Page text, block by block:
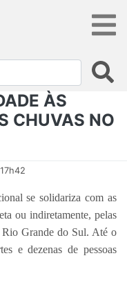
ÀS
CHUVAS NO
se solidariza com as
ou indiretamente, pelas
Rio Grande do Sul. Até o
e dezenas de pessoas